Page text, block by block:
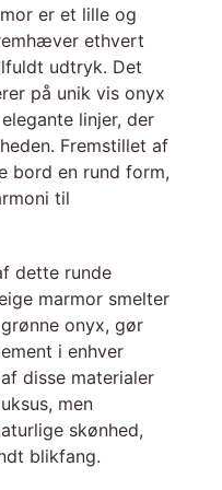
er et lille og
ethvert
udtryk. Det
på unik vis onyx
linjer, der
Fremstillet af
bord en rund form,
til
dette runde
marmor smelter
onyx, gør
i enhver
disse materialer
men
skønhed,
blikfang.